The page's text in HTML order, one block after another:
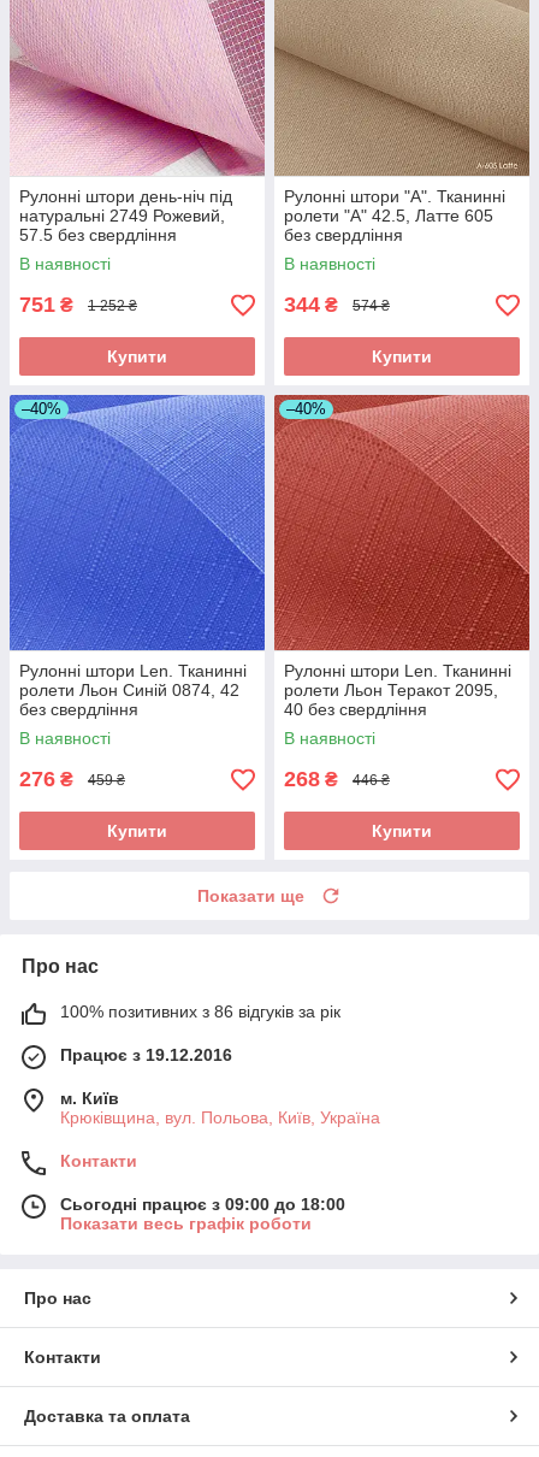
Рулонні штори день-ніч під
натуральні 2749 Рожевий,
57.5 без свердління
В наявності
751 ₴ 1 252 ₴
Купити
Рулонні штори "A". Тканинні
ролети "А" 42.5, Латте 605
без свердління
В наявності
344 ₴ 574 ₴
Купити
–40%
Рулонні штори Len. Тканинні
ролети Льон Синій 0874, 42
без свердління
В наявності
276 ₴ 459 ₴
Купити
–40%
Рулонні штори Len. Тканинні
ролети Льон Теракот 2095,
40 без свердління
В наявності
268 ₴ 446 ₴
Купити
Показати ще
Про нас
100% позитивних з 86 відгуків за рік
Працює з 19.12.2016
м. Київ
Крюківщина, вул. Польова, Київ, Україна
Контакти
Сьогодні працює з 09:00 до 18:00
Показати весь графік роботи
Про нас
Контакти
Доставка та оплата